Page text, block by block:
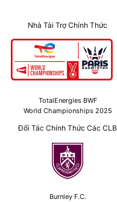
Nhà Tài Trợ Chính Thức
TotalEnergies BWF
World Championships 2025
Đối Tác Chính Thức Các CLB
Burnley F.C.